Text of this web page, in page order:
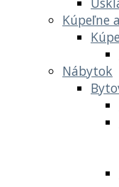
Kúpeľne
Nábytok